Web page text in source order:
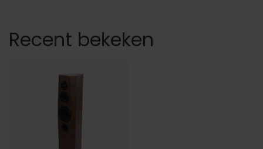
Recent bekeken